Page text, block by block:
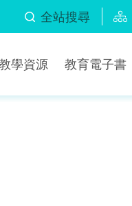
全站搜尋
學資源 教育電子書